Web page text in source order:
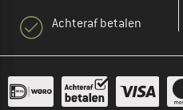
Achteraf betalen